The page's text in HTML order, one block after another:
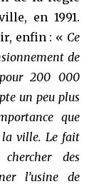
en 1991.
enfin : « Ce
de
200 000
un peu plus
que
ville. Le fait
chercher des
l’usine de